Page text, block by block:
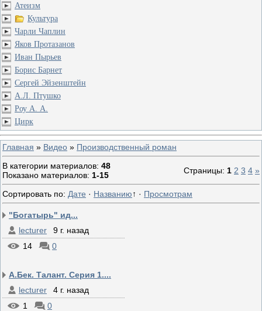
Атеизм
Культура
Чарли Чаплин
Яков Протазанов
Иван Пырьев
Борис Барнет
Сергей Эйзенштейн
А.Л. Птушко
Роу А. А.
Цирк
Главная » Видео » Производственный роман
В категории материалов: 48
Показано материалов: 1-15 Страницы: 1 2 3 4 »
Сортировать по: Дате · Названию↑ · Просмотрам
"Богатырь" ид...
lecturer
9 г. назад
14
0
А.Бек. Талант. Серия 1....
lecturer
4 г. назад
1
0